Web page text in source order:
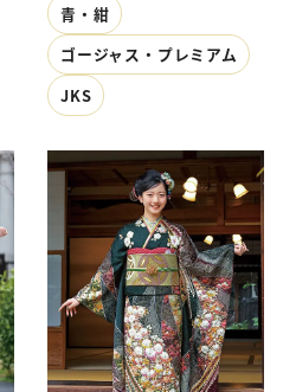
青・紺
ゴージャス・プレミアム
JKS